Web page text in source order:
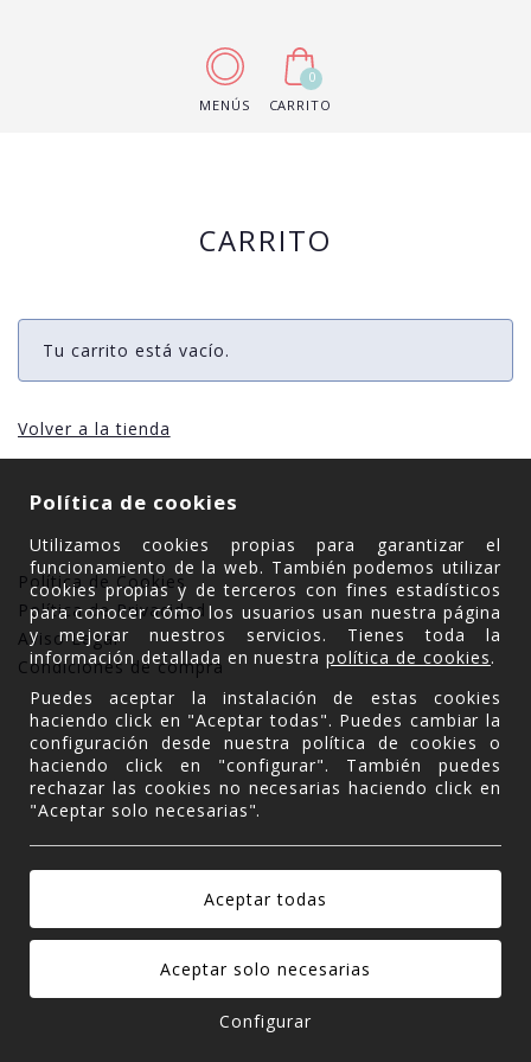
MENÚS
0
CARRITO
CARRITO
Tu carrito está vacío.
Volver a la tienda
Política de Cookies
Política de Privacidad
Aviso Legal
Condiciones de compra
Política de cookies
Utilizamos cookies propias para garantizar el
funcionamiento de la web. También podemos utilizar
cookies propias y de terceros con fines estadísticos
para conocer cómo los usuarios usan nuestra página
y mejorar nuestros servicios. Tienes toda la
información detallada en nuestrapolítica de cookies.
Puedes aceptar la instalación de estas cookies
haciendo click en "Aceptar todas". Puedes cambiar la
configuración desde nuestra política de cookies o
haciendo click en "configurar". También puedes
rechazar las cookies no necesarias haciendo click en
"Aceptar solo necesarias".
Configurar